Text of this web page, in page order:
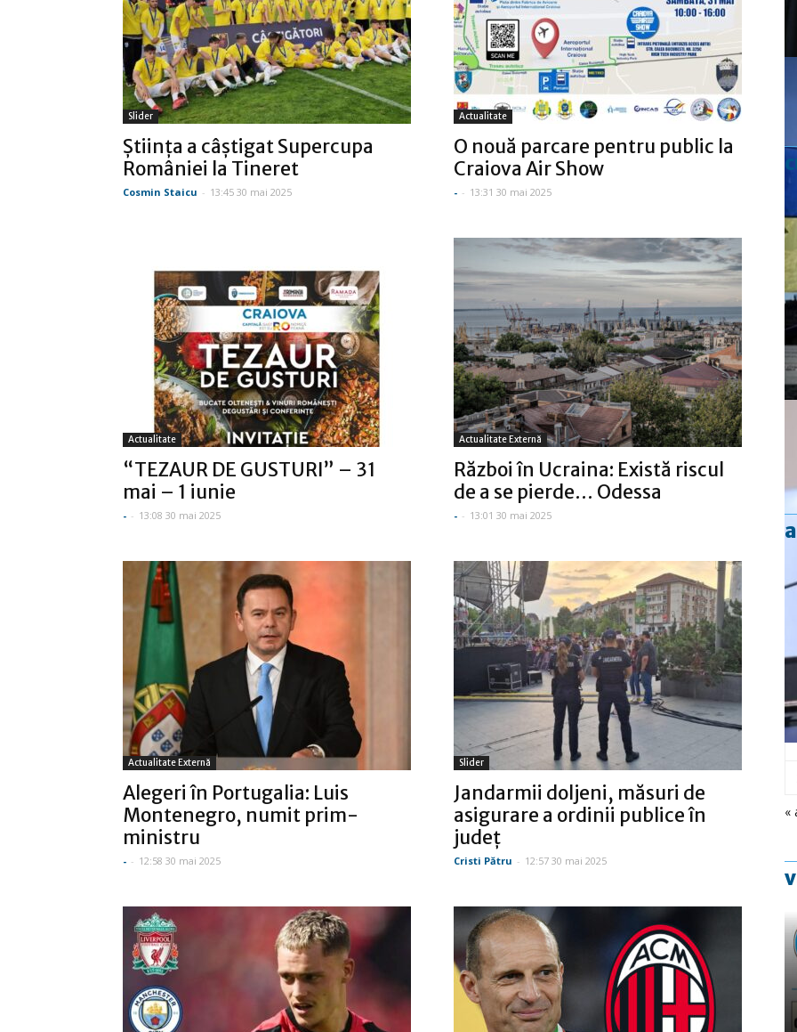
Slider
Ştiinţa a câştigat Supercupa
României la Tineret
Cosmin Staicu - 13:45 30 mai 2025
Actualitate
O nouă parcare pentru public la
Craiova Air Show
- - 13:31 30 mai 2025
Actualitate
“TEZAUR DE GUSTURI” – 31
mai – 1 iunie
- - 13:08 30 mai 2025
Actualitate Externă
Război în Ucraina: Există riscul
de a se pierde… Odessa
- - 13:01 30 mai 2025
Actualitate Externă
Alegeri în Portugalia: Luis
Montenegro, numit prim-
ministru
- - 12:58 30 mai 2025
Slider
Jandarmii doljeni, măsuri de
asigurare a ordinii publice în
judeţ
Cristi Pătru - 12:57 30 mai 2025
«